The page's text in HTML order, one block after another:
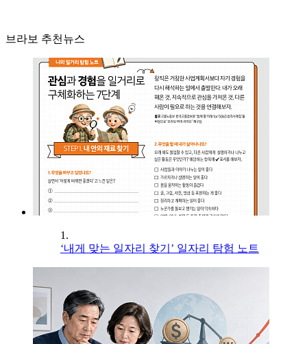
브라보 추천뉴스
1.
‘내게 맞는 일자리 찾기’ 일자리 탐험 노트